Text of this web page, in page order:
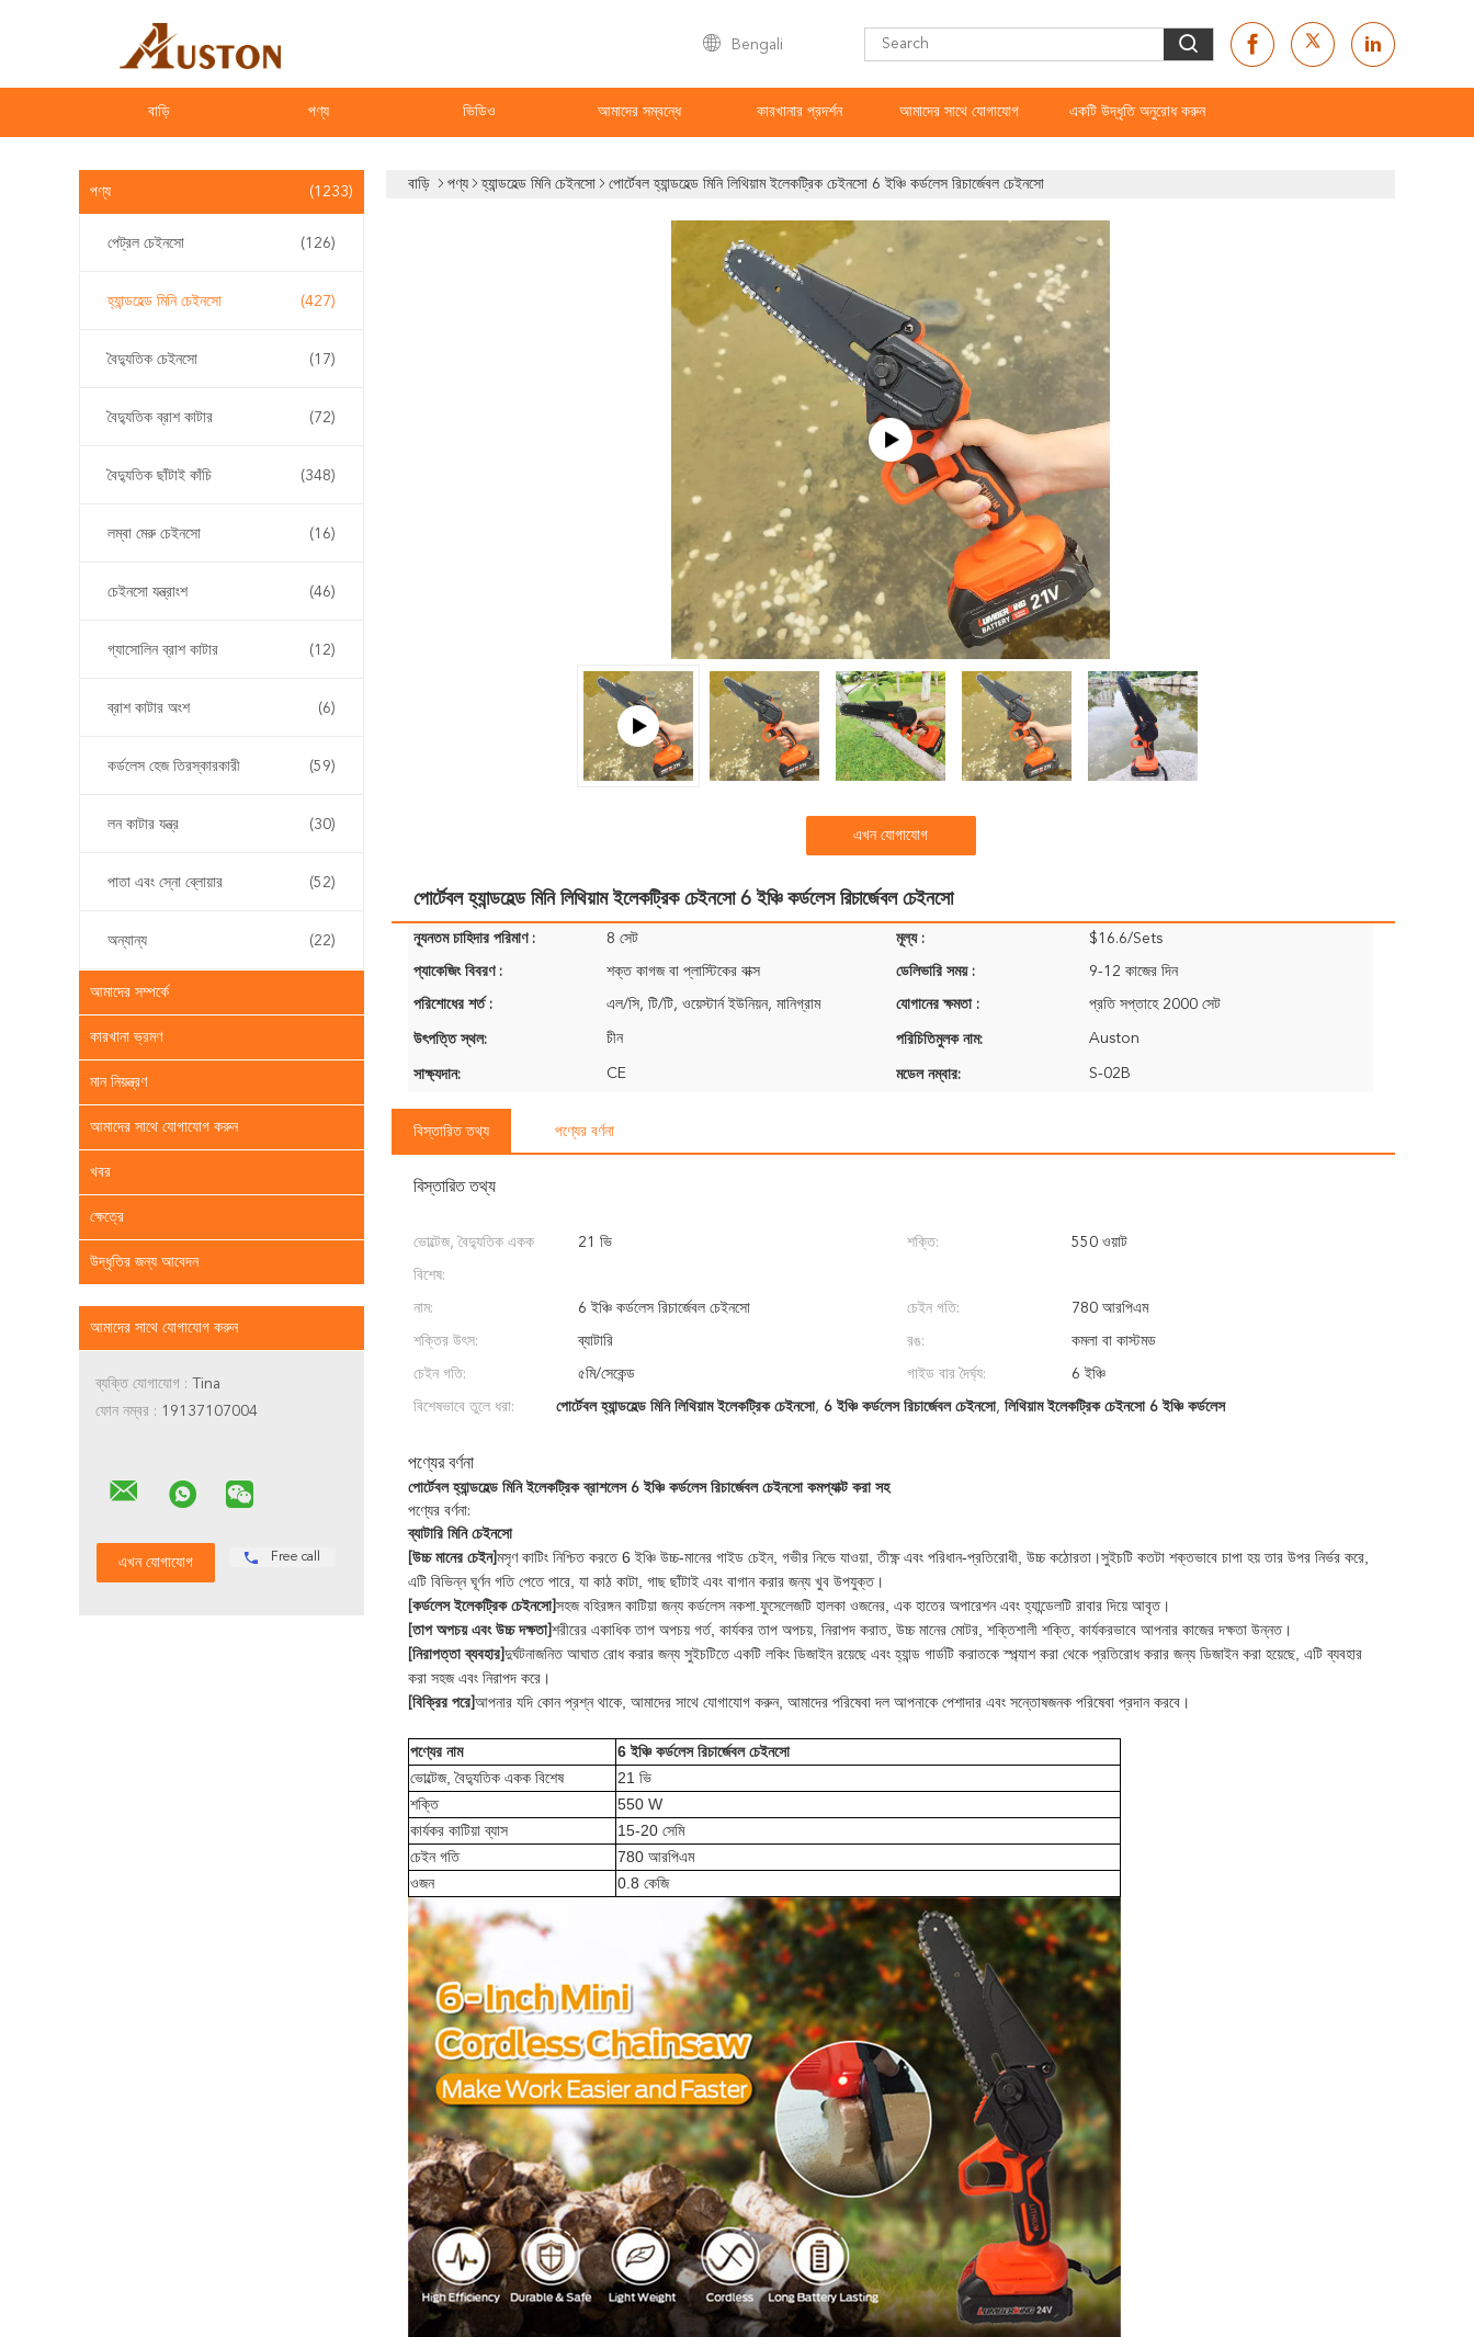
Bengali
বাড়ি পণ্য ভিডিও আমাদের সম্বন্ধে কারখানার প্রদর্শন আমাদের সাথে যোগাযোগ একটি উদ্ধৃতি অনুরোধ করুন
পণ্য (1233)
পেট্রল চেইনসো (126)
হ্যান্ডহেল্ড মিনি চেইনসো (427)
বৈদ্যুতিক চেইনসো (17)
বৈদ্যুতিক ব্রাশ কাটার (72)
বৈদ্যুতিক ছাঁটাই কাঁচি (348)
লম্বা মেরু চেইনসো (16)
চেইনসো যন্ত্রাংশ (46)
গ্যাসোলিন ব্রাশ কাটার (12)
ব্রাশ কাটার অংশ (6)
কর্ডলেস হেজ তিরস্কারকারী (59)
লন কাটার যন্ত্র (30)
পাতা এবং স্নো ব্লোয়ার (52)
অন্যান্য (22)
আমাদের সম্পর্কে
কারখানা ভ্রমণ
মান নিয়ন্ত্রণ
আমাদের সাথে যোগাযোগ করুন
খবর
ক্ষেত্রে
উদ্ধৃতির জন্য আবেদন
আমাদের সাথে যোগাযোগ করুন
ব্যক্তি যোগাযোগ : Tina
ফোন নম্বর : 19137107004
Free call
বাড়ি পণ্য হ্যান্ডহেল্ড মিনি চেইনসো পোর্টেবল হ্যান্ডহেল্ড মিনি লিথিয়াম ইলেকট্রিক চেইনসো 6 ইঞ্চি কর্ডলেস রিচার্জেবল চেইনসো
এখন যোগাযোগ
পোর্টেবল হ্যান্ডহেল্ড মিনি লিথিয়াম ইলেকট্রিক চেইনসো 6 ইঞ্চি কর্ডলেস রিচার্জেবল চেইনসো
ন্যূনতম চাহিদার পরিমাণ : 8 সেট মূল্য : $16.6/Sets
প্যাকেজিং বিবরণ : শক্ত কাগজ বা প্লাস্টিকের বাক্স ডেলিভারি সময় : 9-12 কাজের দিন
পরিশোধের শর্ত : এল/সি, টি/টি, ওয়েস্টার্ন ইউনিয়ন, মানিগ্রাম যোগানের ক্ষমতা : প্রতি সপ্তাহে 2000 সেট
উৎপত্তি স্থল: চীন পরিচিতিমুলক নাম: Auston
সাক্ষ্যদান: CE মডেল নম্বার: S-02B
বিস্তারিত তথ্য পণ্যের বর্ণনা
বিস্তারিত তথ্য
ভোল্টেজ, বৈদ্যুতিক একক
বিশেষ:
21 ভি শক্তি: 550 ওয়াট
নাম: 6 ইঞ্চি কর্ডলেস রিচার্জেবল চেইনসো চেইন গতি: 780 আরপিএম
শক্তির উৎস: ব্যাটারি রঙ: কমলা বা কাস্টমড
চেইন গতি: ৫মি/সেকেন্ড গাইড বার দৈর্ঘ্য: 6 ইঞ্চি
বিশেষভাবে তুলে ধরা: পোর্টেবল হ্যান্ডহেল্ড মিনি লিথিয়াম ইলেকট্রিক চেইনসো, 6 ইঞ্চি কর্ডলেস রিচার্জেবল চেইনসো, লিথিয়াম ইলেকট্রিক চেইনসো 6 ইঞ্চি কর্ডলেস
পণ্যের বর্ণনা
পোর্টেবল হ্যান্ডহেল্ড মিনি ইলেকট্রিক ব্রাশলেস 6 ইঞ্চি কর্ডলেস রিচার্জেবল চেইনসো কমপ্যাক্ট করা সহ
পণ্যের বর্ণনা:
ব্যাটারি মিনি চেইনসো
[উচ্চ মানের চেইন] মসৃণ কাটিং নিশ্চিত করতে 6 ইঞ্চি উচ্চ-মানের গাইড চেইন, গভীর নিভে যাওয়া, তীক্ষ্ণ এবং পরিধান-প্রতিরোধী, উচ্চ কঠোরতা।সুইচটি কতটা শক্তভাবে চাপা হয় তার উপর নির্ভর করে,
এটি বিভিন্ন ঘূর্ণন গতি পেতে পারে, যা কাঠ কাটা, গাছ ছাঁটাই এবং বাগান করার জন্য খুব উপযুক্ত।
[কর্ডলেস ইলেকট্রিক চেইনসো] সহজ বহিরঙ্গন কাটিয়া জন্য কর্ডলেস নকশা.ফুসেলেজটি হালকা ওজনের, এক হাতের অপারেশন এবং হ্যান্ডেলটি রাবার দিয়ে আবৃত।
[তাপ অপচয় এবং উচ্চ দক্ষতা] শরীরের একাধিক তাপ অপচয় গর্ত, কার্যকর তাপ অপচয়, নিরাপদ করাত, উচ্চ মানের মোটর, শক্তিশালী শক্তি, কার্যকরভাবে আপনার কাজের দক্ষতা উন্নত।
[নিরাপত্তা ব্যবহার] দুর্ঘটনাজনিত আঘাত রোধ করার জন্য সুইচটিতে একটি লকিং ডিজাইন রয়েছে এবং হ্যান্ড গার্ডটি করাতকে স্প্ল্যাশ করা থেকে প্রতিরোধ করার জন্য ডিজাইন করা হয়েছে, এটি ব্যবহার
করা সহজ এবং নিরাপদ করে।
[বিক্রির পরে] আপনার যদি কোন প্রশ্ন থাকে, আমাদের সাথে যোগাযোগ করুন, আমাদের পরিষেবা দল আপনাকে পেশাদার এবং সন্তোষজনক পরিষেবা প্রদান করবে।
পণ্যের নাম
6 ইঞ্চি কর্ডলেস রিচার্জেবল চেইনসো
ভোল্টেজ, বৈদ্যুতিক একক বিশেষ
21 ভি
শক্তি
550 W
কার্যকর কাটিয়া ব্যাস
15-20 সেমি
চেইন গতি
780 আরপিএম
ওজন
0.8 কেজি